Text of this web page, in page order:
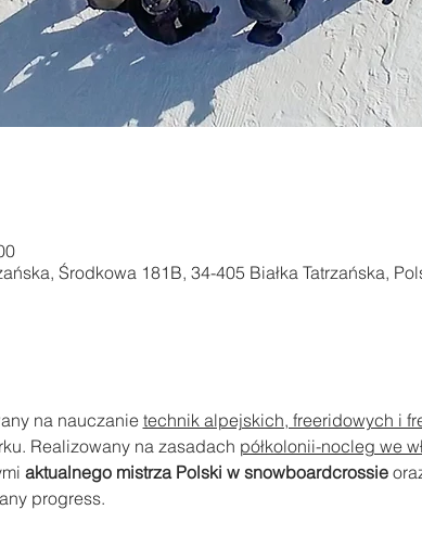
Środkowa 181B, 34-405 Białka Tatrzańska,
na nauczanie technik alpejskich, freeridowych i
Realizowany na zasadach półkolonii-nocleg we
aktualnego mistrza Polski w snowboardcrossie
progress.